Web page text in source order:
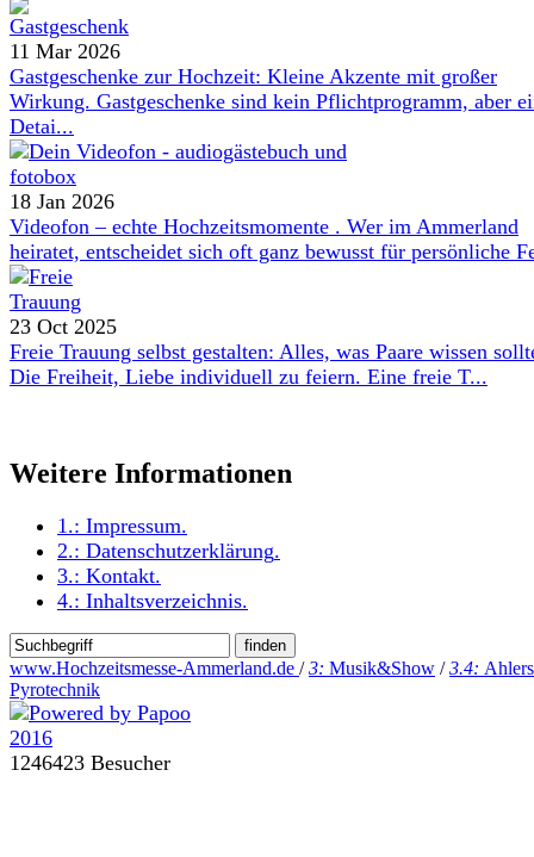
11 Mar 2026
Gastgeschenke zur Hochzeit: Kleine Akzente mit großer
Wirkung. Gastgeschenke sind kein Pflichtprogramm, aber
Detai...
18 Jan 2026
Videofon – echte Hochzeitsmomente . Wer im Ammerland
heiratet, entscheidet sich oft ganz bewusst für persönliche
23 Oct 2025
Freie Trauung selbst gestalten: Alles, was Paare wissen
Die Freiheit, Liebe individuell zu feiern. Eine freie T...
Weitere Informationen
1.: Impressum.
2.: Datenschutzerklärung.
3.: Kontakt.
4.: Inhaltsverzeichnis.
www.Hochzeitsmesse-Ammerland.de /3: Musik&Show /3.4: Ahlers
Pyrotechnik
1246423 Besucher